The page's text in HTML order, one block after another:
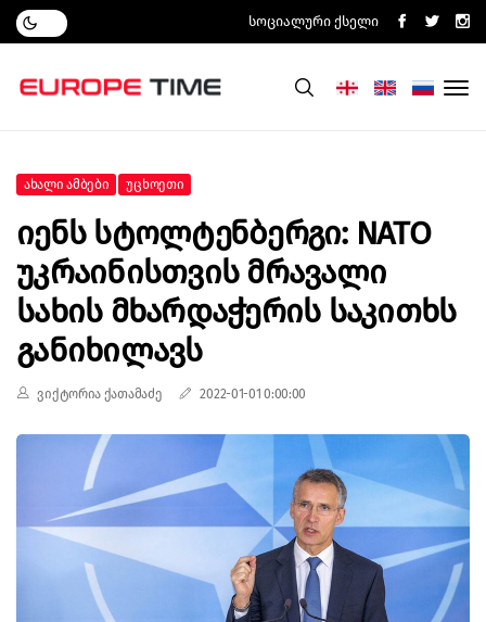
Სოციალური Ქსელი
Ახალი Ამბები Უცხოეთი
Იენს Სტოლტენბერგი: NATO
Უკრაინისთვის Მრავალი
Სახის Მხარდაჭერის Საკითხს
Განიხილავს
ვიქტორია ქათამაძე 2022-01-01 0:00:00